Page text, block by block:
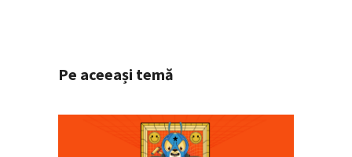
Pe aceeași temă